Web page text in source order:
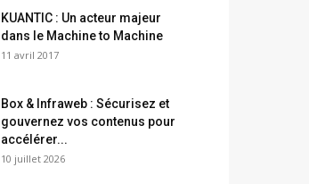
KUANTIC : Un acteur majeur
dans le Machine to Machine
11 avril 2017
Box & Infraweb : Sécurisez et
gouvernez vos contenus pour
accélérer...
10 juillet 2026